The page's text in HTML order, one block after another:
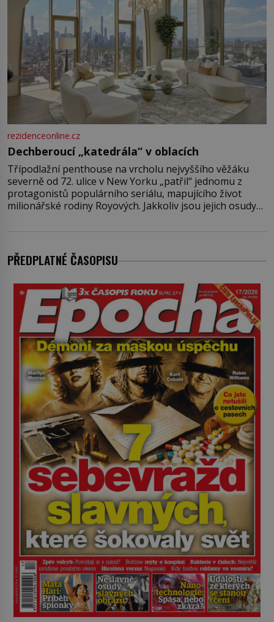
rezidenceonline.cz
Dechberoucí „katedrála“ v oblacích
Třípodlažní penthouse na vrcholu nejvyššího věžáku
severně od 72. ulice v New Yorku „patřil“ jednomu z
protagonistů populárního seriálu, mapujícího život
milionářské rodiny Royových. Jakkoliv jsou jejich osudy
jenom jednou z nemovitostí
PŘEDPLATNÉ ČASOPISU